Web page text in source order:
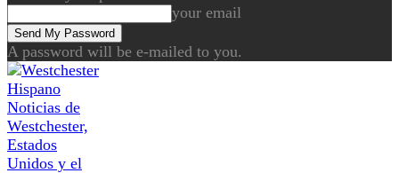
your email
A password will be e-mailed to you.
Noticias de
Westchester,
Estados
Unidos y el